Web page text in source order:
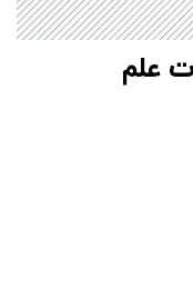
علم